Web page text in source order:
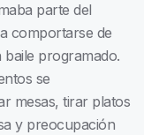
parte del
comportarse de
programado.
se
mesas, tirar platos
y preocupación